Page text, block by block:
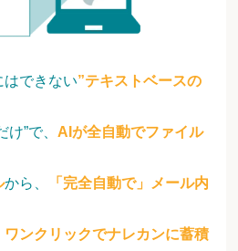
はできない”テキストベースの
”で、 AIが全自動でファイル
から、
「完全自動で」メール内
ワンクリックでナレカンに蓄積